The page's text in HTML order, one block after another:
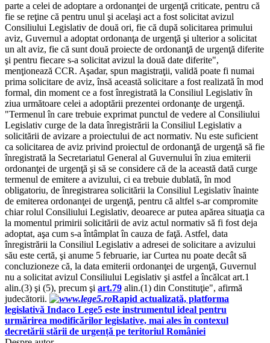
parte a celei de adoptare a ordonanţei de urgenţă criticate, pentru că
fie se reţine că pentru unul şi acelaşi act a fost solicitat avizul
Consiliului Legislativ de două ori, fie că după solicitarea primului
aviz, Guvernul a adoptat ordonanţa de urgenţă şi ulterior a solicitat
un alt aviz, fie că sunt două proiecte de ordonanţă de urgenţă diferite
şi pentru fiecare s-a solicitat avizul la două date diferite",
menţionează CCR. Aşadar, spun magistraţii, validă poate fi numai
prima solicitare de aviz, însă această solicitare a fost realizată în mod
formal, din moment ce a fost înregistrată la Consiliul Legislativ în
ziua următoare celei a adoptării prezentei ordonanţe de urgenţă.
"Termenul în care trebuie exprimat punctul de vedere al Consiliului
Legislativ curge de la data înregistrării la Consiliul Legislativ a
solicitării de avizare a proiectului de act normativ. Nu este suficient
ca solicitarea de aviz privind proiectul de ordonanţă de urgenţă să fie
înregistrată la Secretariatul General al Guvernului în ziua emiterii
ordonanţei de urgenţă şi să se considere că de la această dată curge
termenul de emitere a avizului, ci ea trebuie dublată, în mod
obligatoriu, de înregistrarea solicitării la Consiliul Legislativ înainte
de emiterea ordonanţei de urgenţă, pentru că altfel s-ar compromite
chiar rolul Consiliului Legislativ, deoarece ar putea apărea situaţia ca
la momentul primirii solicitării de aviz actul normativ să fi fost deja
adoptat, aşa cum s-a întâmplat în cauza de faţă. Astfel, data
înregistrării la Consiliul Legislativ a adresei de solicitare a avizului
său este certă, şi anume 5 februarie, iar Curtea nu poate decât să
concluzioneze că, la data emiterii ordonanţei de urgenţă, Guvernul
nu a solicitat avizul Consiliului Legislativ şi astfel a încălcat art.1
alin.(3) şi (5), precum şi art.79 alin.(1) din Constituţie", afirmă
judecătorii.
Rapid actualizată, platforma
legislativă Indaco Lege5 este instrumentul ideal pentru
urmărirea modificărilor legislative, mai ales în contexul
decretării stării de urgență pe teritoriul României